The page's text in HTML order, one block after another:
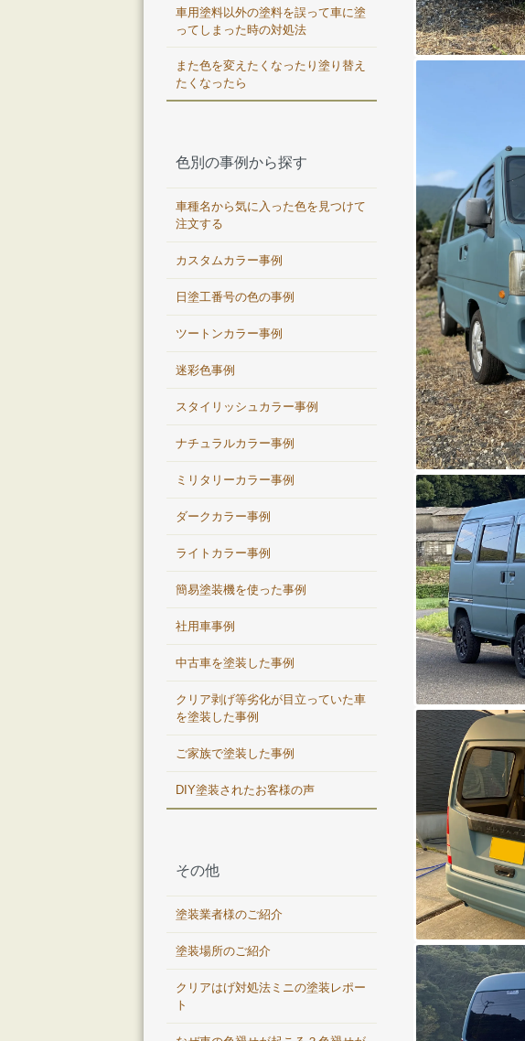
車用塗料以外の塗料を誤って車に塗
ってしまった時の対処法
また色を変えたくなったり塗り替え
たくなったら
色別の事例から探す
車種名から気に入った色を見つけて
注文する
カスタムカラー事例
日塗工番号の色の事例
ツートンカラー事例
迷彩色事例
スタイリッシュカラー事例
ナチュラルカラー事例
ミリタリーカラー事例
ダークカラー事例
ライトカラー事例
簡易塗装機を使った事例
社用車事例
中古車を塗装した事例
クリア剥げ等劣化が目立っていた車
を塗装した事例
ご家族で塗装した事例
DIY塗装されたお客様の声
その他
塗装業者様のご紹介
塗装場所のご紹介
クリアはげ対処法ミニの塗装レポー
ト